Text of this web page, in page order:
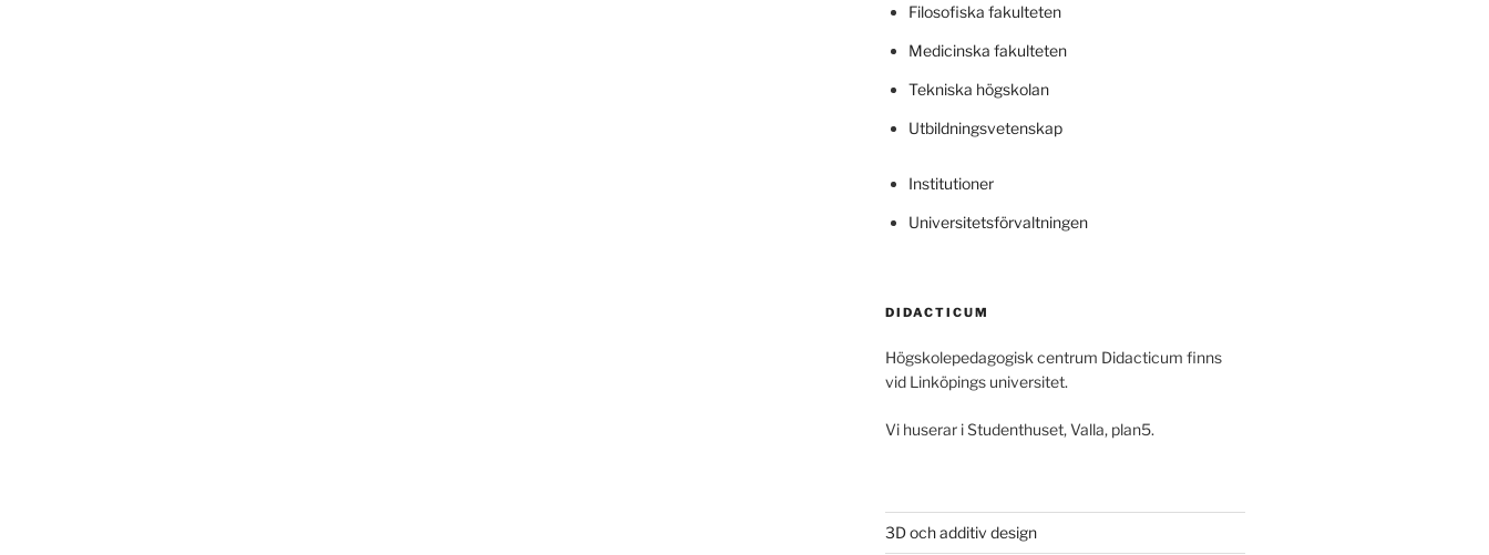
Filosofiska fakulteten
Medicinska fakulteten
Tekniska högskolan
Utbildningsvetenskap
Institutioner
Universitetsförvaltningen
DIDACTICUM
Högskolepedagogisk centrum Didacticum finns
vid Linköpings universitet.
Vi huserar i Studenthuset, Valla, plan5.
3D och additiv design